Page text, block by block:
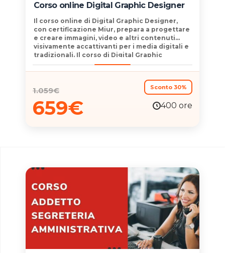
Corso online Digital Graphic Designer
Il corso online di Digital Graphic Designer,
con certificazione Miur, prepara a progettare
e creare immagini, video e altri contenuti
visivamente accattivanti per i media digitali e
tradizionali. Il corso di Digital Graphic
Designer consente inoltre di acquisire
familiarità epadroneggiare le strategie di
1.059€
659€
Sconto 30%
400 ore